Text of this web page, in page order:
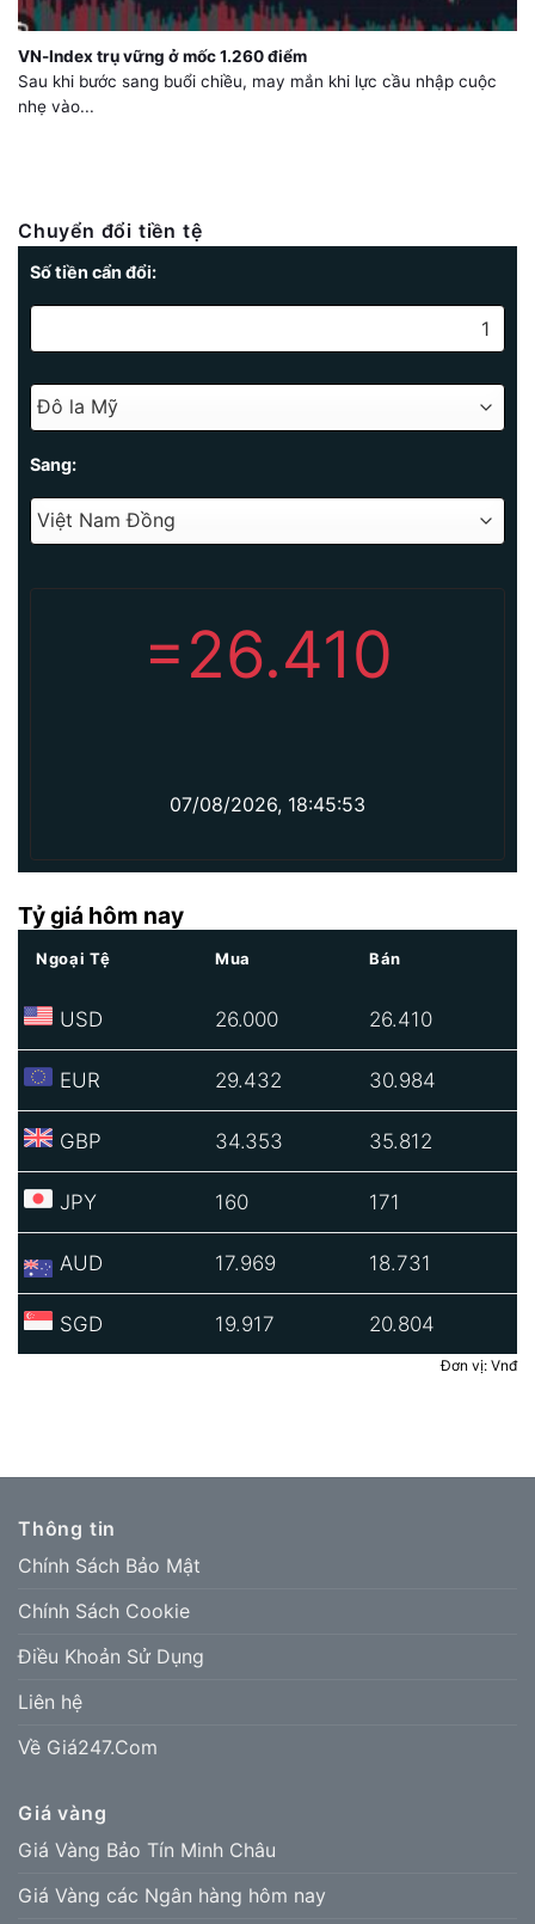
VN-Index trụ vững ở mốc 1.260 điểm
Sau khi bước sang buổi chiều, may mắn khi lực cầu nhập cuộc
nhẹ vào...
Chuyển đổi tiền tệ
Số tiền cẩn đổi:
Sang:
=26.410
07/08/2026, 18:45:53
Tỷ giá hôm nay
Ngoại Tệ Mua Bán
USD 26.000 26.410
EUR 29.432 30.984
GBP 34.353 35.812
JPY 160 171
AUD 17.969 18.731
SGD 19.917 20.804
Đơn vị: Vnđ
Thông tin
Chính Sách Bảo Mật
Chính Sách Cookie
Điều Khoản Sử Dụng
Liên hệ
Về Giá247.Com
Giá vàng
Giá Vàng Bảo Tín Minh Châu
Giá Vàng các Ngân hàng hôm nay